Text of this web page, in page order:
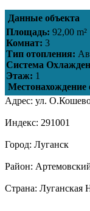
Данные объекта
Площадь: 92,00 m²
Комнат: 3
Тип отопления:
Система
Этаж: 1
Местонахождение
Адрес: ул.
Индекс: 291001
Город: Луганск
Район:
Страна: Луганская